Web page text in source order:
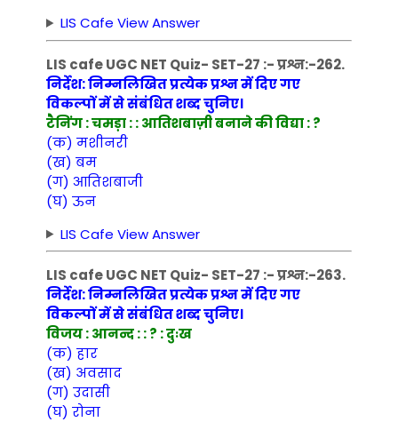
LIS Cafe View Answer
LIS cafe UGC NET Quiz- SET-27 :- प्रश्न:-262.
निर्देश: निम्नलिखित प्रत्येक प्रश्न में दिए गए
विकल्पों में से संबंधित शब्द चुनिए।
टैनिंग : चमड़ा : : आतिशबाज़ी बनाने की विद्या : ?
(क) मशीनरी
(ख) बम
(ग) आतिशबाजी
(घ) ऊन
LIS Cafe View Answer
LIS cafe UGC NET Quiz- SET-27 :- प्रश्न:-263.
निर्देश: निम्नलिखित प्रत्येक प्रश्न में दिए गए
विकल्पों में से संबंधित शब्द चुनिए।
विजय : आनन्द : : ? : दुःख
(क) हार
(ख) अवसाद
(ग) उदासी
(घ) रोना